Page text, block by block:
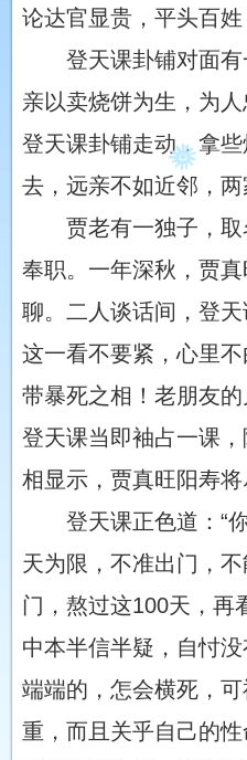
论达官显贵，平头百姓
登天课卦铺对面
亲以卖烧饼为生，为
登天课卦铺走动，拿
去，远亲不如近邻，两
贾老有一独子，
奉职。一年深秋，贾
聊。二人谈话间，登
这一看不要紧，心里
带暴死之相！老朋友的
登天课当即袖占一课
相显示，贾真旺阳寿将
登天课正色道：“
天为限，不准出门，
门，熬过这100天，再
中本半信半疑，自忖
端端的，怎会横死，
重，而且关乎自己的